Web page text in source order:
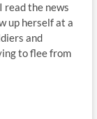
read the news
up herself at a
and
to flee from